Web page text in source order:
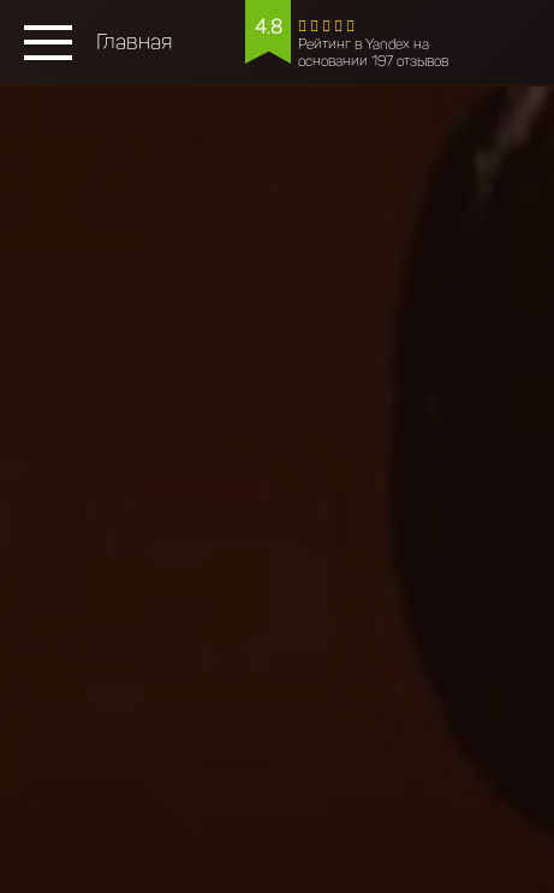
Главная
4.8
Рейтинг в Yandex на
основании 197 отзывов